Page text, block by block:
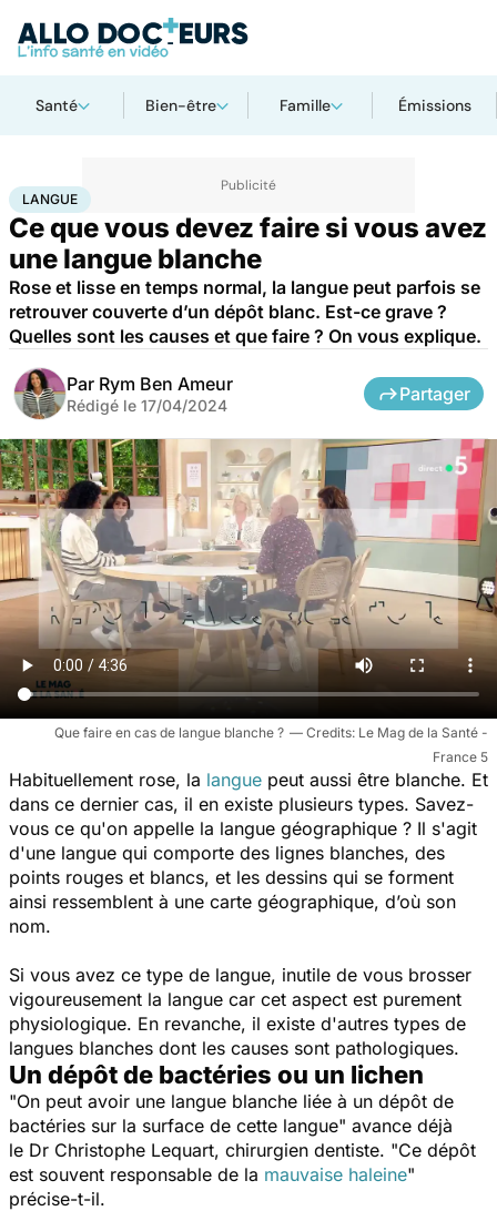
Santé Bien-être Famille Émissions
AccueilSanté Maladies infectieuses
LANGUE
Ce que vous devez faire si vous avez
une langue blanche
Rose et lisse en temps normal, la langue peut parfois se
retrouver couverte d’un dépôt blanc. Est-ce grave ?
Quelles sont les causes et que faire ? On vous explique.
Par Rym Ben Ameur
Rédigé le 17/04/2024
Partager
Que faire en cas de langue blanche ?
Le Mag de la Santé -
France 5
Habituellement rose, la langue peut aussi être blanche. Et
dans ce dernier cas, il en existe plusieurs types. Savez-
vous ce qu'on appelle la langue géographique ? Il s'agit
d'une langue qui comporte des lignes blanches, des
points rouges et blancs, et les dessins qui se forment
ainsi ressemblent à une carte géographique, d’où son
nom.
Si vous avez ce type de langue, inutile de vous brosser
vigoureusement la langue car cet aspect est purement
physiologique. En revanche, il existe d'autres types de
langues blanches dont les causes sont pathologiques.
Un dépôt de bactéries ou un lichen
"On peut avoir une langue blanche liée à un dépôt de
bactéries sur la surface de cette langue" avance déjà
le Dr Christophe Lequart, chirurgien dentiste. "Ce dépôt
est souvent responsable de la mauvaise haleine"
précise-t-il.